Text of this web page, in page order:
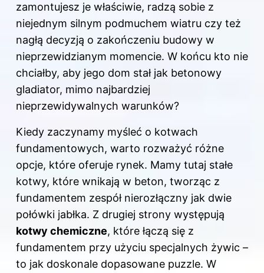
zamontujesz je właściwie, radzą sobie z
niejednym silnym podmuchem wiatru czy też
nagłą decyzją o zakończeniu budowy w
nieprzewidzianym momencie. W końcu kto nie
chciałby, aby jego dom stał jak betonowy
gladiator, mimo najbardziej
nieprzewidywalnych warunków?
Kiedy zaczynamy myśleć o kotwach
fundamentowych, warto rozważyć różne
opcje, które oferuje rynek. Mamy tutaj stałe
kotwy, które wnikają w beton, tworząc z
fundamentem zespół nierozłączny jak dwie
połówki jabłka. Z drugiej strony występują
kotwy chemiczne, które łączą się z
fundamentem przy użyciu specjalnych żywic –
to jak doskonale dopasowane puzzle. W